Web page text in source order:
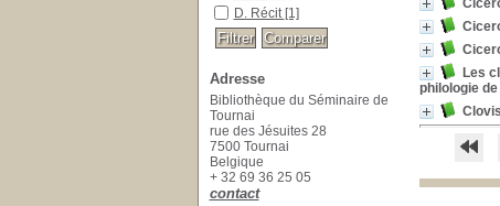
Les
philologie
D. Récit [1]
Adresse
Bibliothèque du Séminaire de
Tournai
rue des Jésuites 28
7500 Tournai
Belgique
+ 32 69 36 25 05
contact